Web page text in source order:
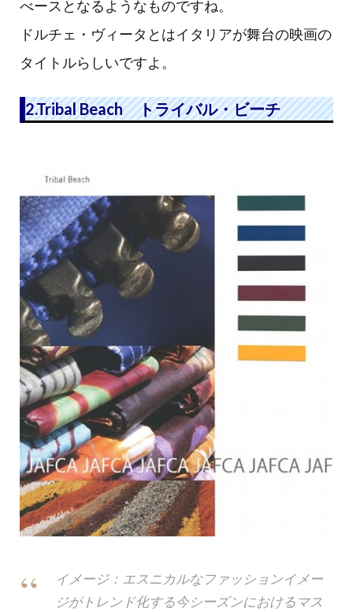
べースとなるようなものですね。
ドルチェ・ヴィータとはイタリアが舞台の映画の
タイトルらしいですよ。
2.Tribal Beach トライバル・ビーチ
イメージ：エスニカルなファッションイメー
ジがトレンド化する今シーズンにおけるマス